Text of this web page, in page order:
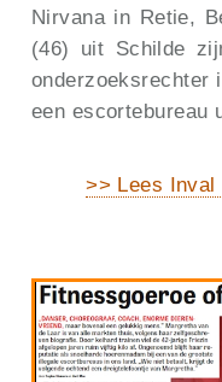
Nirvana in Retie,
(46) uit Schilde
onderzoeksrechter
een escortebureau
>> Lees